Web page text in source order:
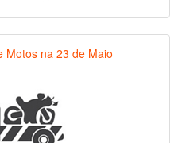
Motos na 23 de Maio